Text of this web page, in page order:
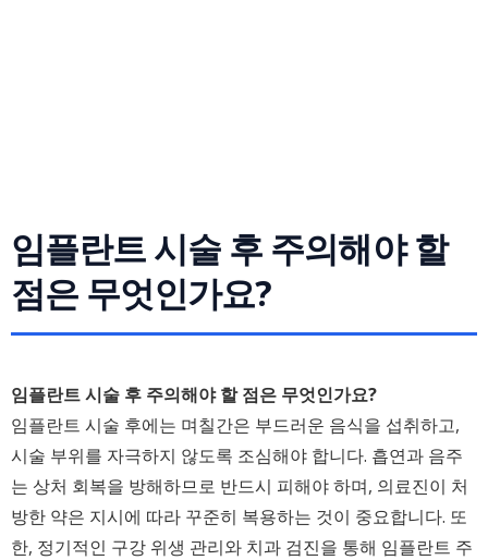
임플란트 시술 후 주의해야 할
점은 무엇인가요?
임플란트 시술 후 주의해야 할 점은 무엇인가요?
임플란트 시술 후에는 며칠간은 부드러운 음식을 섭취하고,
시술 부위를 자극하지 않도록 조심해야 합니다. 흡연과 음주
는 상처 회복을 방해하므로 반드시 피해야 하며, 의료진이 처
방한 약은 지시에 따라 꾸준히 복용하는 것이 중요합니다. 또
한, 정기적인 구강 위생 관리와 치과 검진을 통해 임플란트 주